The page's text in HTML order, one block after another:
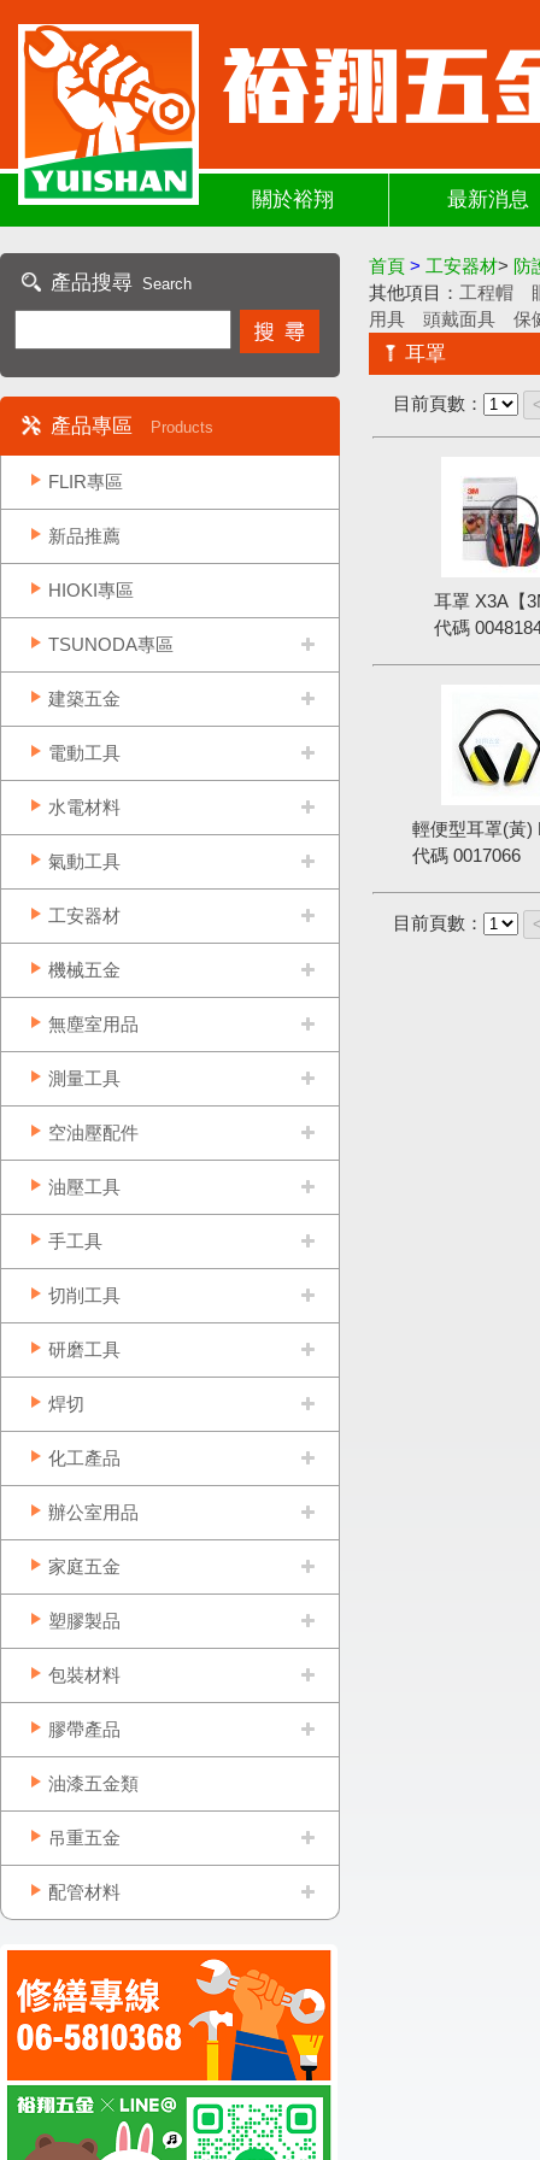
關於裕翔 最新消息
產品搜尋 Search
產品專區 Products
FLIR專區
新品推薦
HIOKI專區
TSUNODA專區
建築五金
電動工具
水電材料
氣動工具
工安器材
機械五金
無塵室用品
測量工具
空油壓配件
油壓工具
手工具
切削工具
研磨工具
焊切
化工產品
辦公室用品
家庭五金
塑膠製品
包裝材料
膠帶產品
油漆五金類
吊重五金
配管材料
首頁 > 工安器材> 防
其他項目： 工程帽
用具
頭戴面具 保
耳罩
目前頁數：
耳罩 X3A【
代碼
輕便型耳罩(黃)
代碼 0017066
目前頁數：